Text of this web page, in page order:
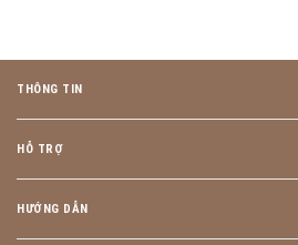
THÔNG TIN
HỖ TRỢ
HƯỚNG DẪN